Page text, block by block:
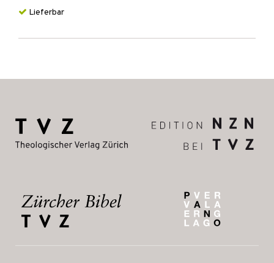
Lieferbar